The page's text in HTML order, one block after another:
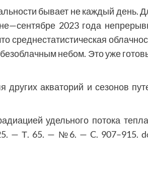
бывает не каждый день.
2023 года
среднестатистическая
небом. Это уже
других акваторий и сезонов
удельного потока
— Т. 65. — №6. — C. 907–915.